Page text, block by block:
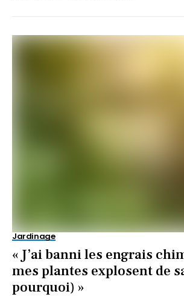
Jardinage
« J’ai banni les engrais
mes plantes explosent de
pourquoi) »